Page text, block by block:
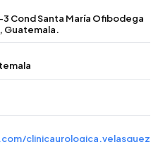
3 Cond Santa María Ofibodega
Guatemala.
clinicaurologica.velasquez